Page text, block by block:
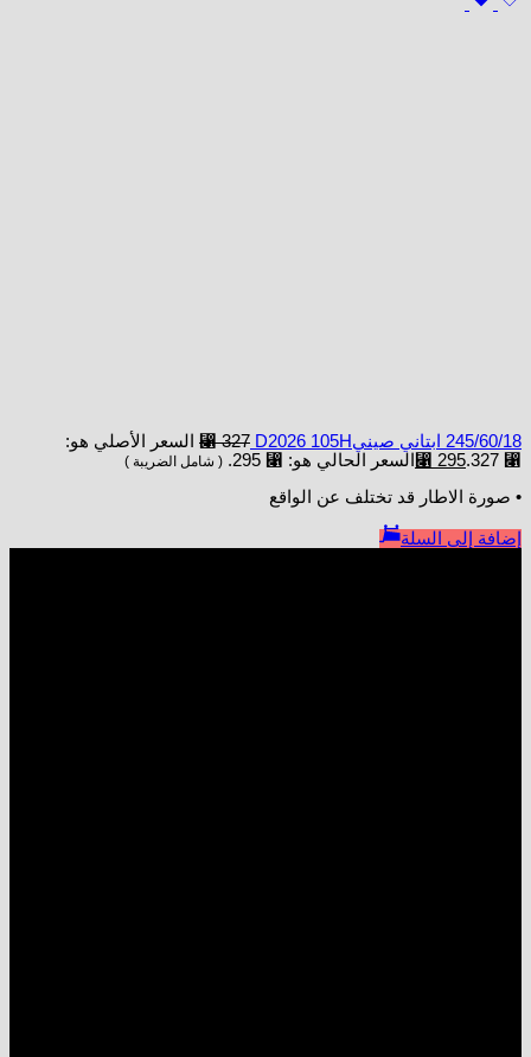
245/60/18 ابتاني صينيD2026 105H ⃁327
السعر الأصلي هو:
⃁ 327.
⃁ 295 السعر الحالي هو: ⃁ 295. ( شامل الضريبة )
• صورة الاطار قد تختلف عن الواقع
إضافة إلى السلة